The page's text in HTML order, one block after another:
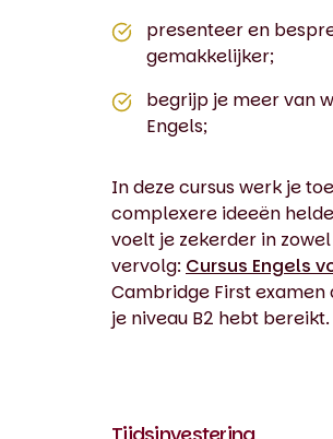
presenteer en
gemakkelijker;
begrijp je meer van
Engels;
In deze cursus werk je
complexere ideeën
voelt je zekerder in
vervolg: Cursus Engels
Cambridge First
je niveau B2 hebt bereikt.